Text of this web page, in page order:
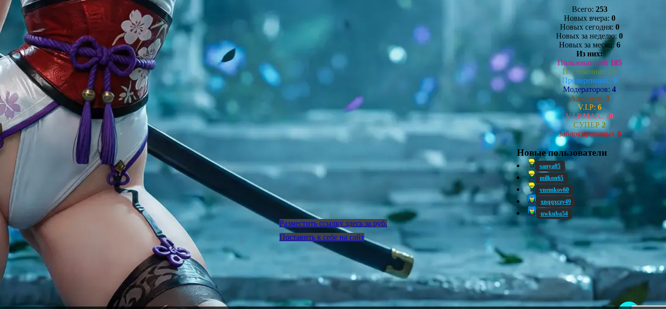
Всего: 253
Новых вчера: 0
Новых сегодня: 0
Новых за неделю: 0
Новых за месяц:6
Из них:
Пользователей 185
Постоянные: 26
Проверенных: 9
Модераторов: 4
Админов: 3
V.I.P: 6
V.I.P MAX:10
СУПЕР 2
Заблокированых 0
Новые пользователи
sanya05
milkon65
vnemkov60
xnqqxczy49
uwkuba54
Разместить ссылку здесь за руб.
Поставить к себе на сайт